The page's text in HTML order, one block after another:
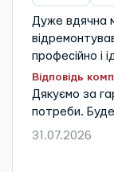
Дуже вдячна
професійно і
Відповідь
Дякуємо за
потреби.
31.07.2026